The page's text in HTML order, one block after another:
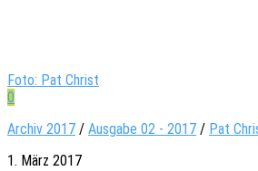
Foto: Pat Christ
0
Archiv 2017 / Ausgabe 02 - 2017 / Pat
1. März 2017